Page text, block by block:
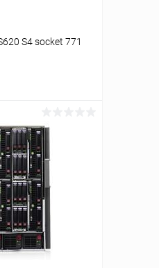
S4 socket 771
К сравнению
В наличии